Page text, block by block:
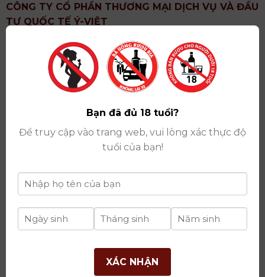
CÔNG TY CỔ PHẦN THƯƠNG MẠI DỊCH VỤ VÀ ĐẦU
TƯ QUỐC TẾ Ý-VIỆT
: Khu 6, Xã Hoài Đức, Thành Phố Hà Nội
Showroom: Số 09 Phố Liễu Giai, Phường Ngọc Hà,
Thành Phố Hà Nội
Giấy ĐKKD số: 0102751615 do Sở Tài Chính Thành
Phố Hà Nội cấp lần đầu ngày 07/05/2008,đăng ký
thay đổi lần thứ 17 ngày 06/08/2025
Giấy phép Phân Phối Rượu số : 529/GP-BCT do Bộ
Công Thương cấp ngày 14/11/2022
Ngân hàng:Ngân hàng TMCP Đầu tư và phát triển
Việt Nam (BIDV)
tư quốc tế Ý-Việt
Tây Hồ, TP Hà Nội
Bạn đã đủ 18 tuổi?
Để truy cập vào trang web, vui lòng xác thực độ
tuổi của bạn!
XÁC NHẬN